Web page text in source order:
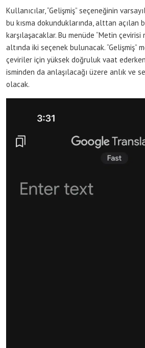
Kullanıcılar, “Gelişmiş” seçeneğinin
bu kısma dokunduklarında, alttan açılan
karşılaşacaklar. Bu menüde “Metin çevirisi
altında iki seçenek bulunacak. “Gelişmiş”
çeviriler için yüksek doğruluk vaat ederken,
isminden da anlaşılacağı üzere anlık ve
olacak.